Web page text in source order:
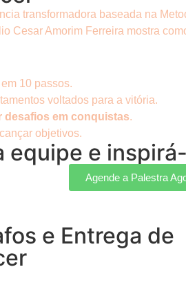
transformadora baseada na
Cesar Amorim Ferreira mostra
em 10 passos.
voltados para a vitória.
desafios em conquistas.
objetivos.
equipe e
Agende a Palestra
e Entrega de